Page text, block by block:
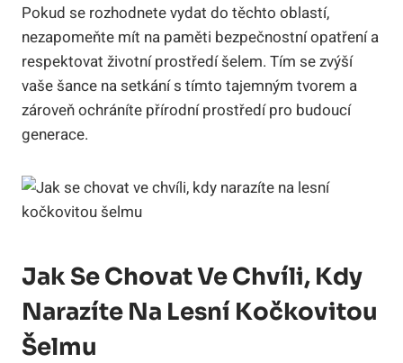
Pokud se rozhodnete vydat do těchto oblastí,
nezapomeňte mít na paměti bezpečnostní opatření a
respektovat životní prostředí šelem. Tím se zvýší
vaše šance na setkání s tímto tajemným tvorem a
zároveň ochráníte přírodní prostředí pro budoucí
generace.
Jak Se Chovat Ve Chvíli, Kdy
Narazíte Na Lesní Kočkovitou
Šelmu